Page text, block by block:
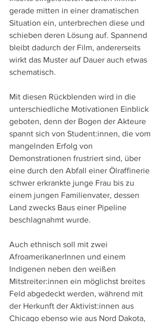
gerade mitten in einer dramatischen
Situation ein, unterbrechen diese und
schieben deren Lösung auf. Spannend
bleibt dadurch der Film, andererseits
wirkt das Muster auf Dauer auch etwas
schematisch.
Mit diesen Rückblenden wird in die
unterschiedliche Motivationen Einblick
geboten, denn der Bogen der Akteure
spannt sich von Student:innen, die vom
mangelnden Erfolg von
Demonstrationen frustriert sind, über
eine durch den Abfall einer Ölraffinerie
schwer erkrankte junge Frau bis zu
einem jungen Familienvater, dessen
Land zwecks Baus einer Pipeline
beschlagnahmt wurde.
Auch ethnisch soll mit zwei
AfroamerikanerInnen und einem
Indigenen neben den weißen
Mitstreiter:innen ein möglichst breites
Feld abgedeckt werden, während mit
der Herkunft der Aktivist:innen aus
Chicago ebenso wie aus Nord Dakota,